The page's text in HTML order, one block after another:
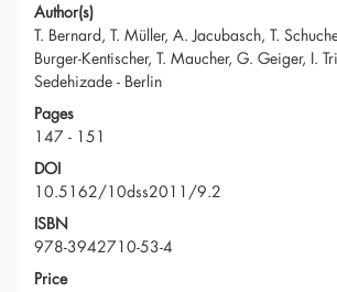
Author(s)
T. Bernard, T. Müller, A. Jacubasch, T.
Burger-Kentischer, T. Maucher, G. Geiger, I.
Sedehizade - Berlin
Pages
147 - 151
DOI
10.5162/10dss2011/9.2
ISBN
978-3942710-53-4
Price